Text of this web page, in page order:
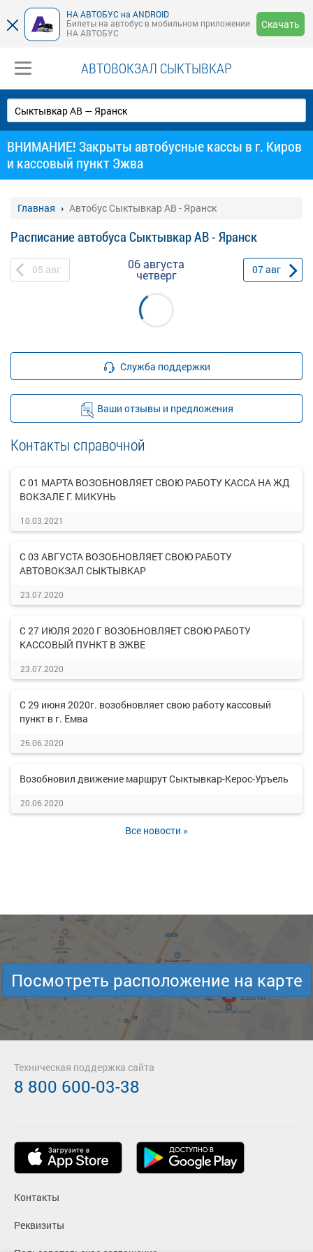
НА АВТОБУС на ANDROID
Билеты на автобус в мобильном приложении
НА АВТОБУС
Скачать
АВТОВОКЗАЛ СЫКТЫВКАР
ВНИМАНИЕ! Закрыты автобусные кассы в г. Киров
и кассовый пункт Эжва
Главная Автобус Сыктывкар АВ - Яранск
Расписание автобуса Сыктывкар АВ - Яранск
05 авг 06 августа
четверг 07авг
Служба поддержки
Ваши отзывы и предложения
Контакты справочной
С 01 МАРТА ВОЗОБНОВЛЯЕТ СВОЮ РАБОТУ КАССА НА ЖД
ВОКЗАЛЕ Г. МИКУНЬ
10.03.2021
С 03 АВГУСТА ВОЗОБНОВЛЯЕТ СВОЮ РАБОТУ
АВТОВОКЗАЛ СЫКТЫВКАР
23.07.2020
С 27 ИЮЛЯ 2020 Г ВОЗОБНОВЛЯЕТ СВОЮ РАБОТУ
КАССОВЫЙ ПУНКТ В ЭЖВЕ
23.07.2020
С 29 июня 2020г. возобновляет свою работу кассовый
пункт в г. Емва
26.06.2020
Возобновил движение маршрут Сыктывкар-Керос-Уръель
20.06.2020
Все новости »
Посмотреть расположение на карте
Контакты
Реквизиты
Техническая поддержка сайта
8 800 600-03-38